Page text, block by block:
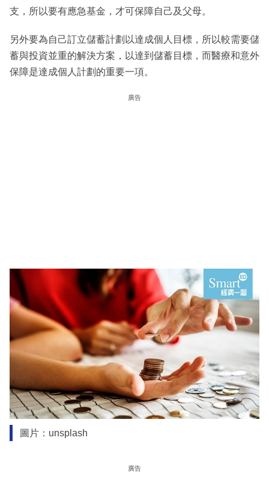
支，所以要有應急基金，才可保障自己及父母。
另外要為自己訂立儲蓄計劃以達成個人目標，所以較需要儲
蓄與投資並重的解決方案，以達到儲蓄目標，而醫療和意外
保障是達成個人計劃的重要一項。
廣告
圖片：unsplash
廣告